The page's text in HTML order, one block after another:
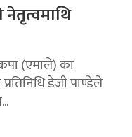
(एमाले) का
डेजी पाण्डेले